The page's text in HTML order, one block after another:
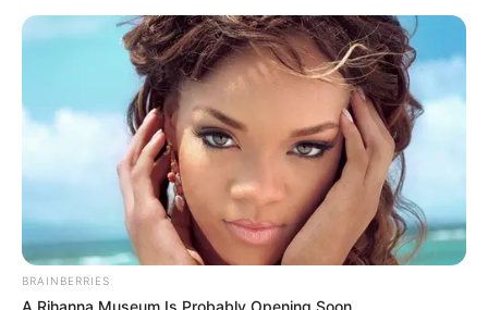
Camera!
BRAINBERRIES
A Rihanna Museum Is Probably Opening Soon